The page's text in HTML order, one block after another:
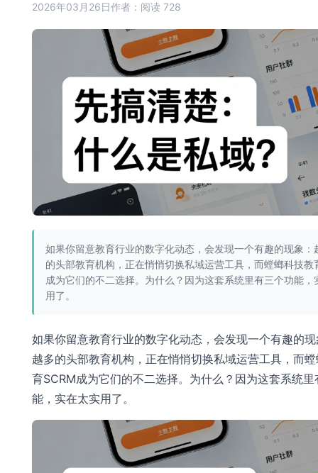
2026年03月26日作者： 阅读 728
如果你留意教育行业的数字化动态，会发现一个有趣的现象：
的头部教育机构，正在悄悄切换私域运营工具，而螳螂科技教
成为它们的不二选择。为什么？因为这套系统里有三个功能，
用了。
如果你留意教育行业的数字化动态，会发现一个有趣的
越多的头部教育机构，正在悄悄切换私域运营工具，而
育SCRM成为它们的不二选择。为什么？因为这套系统里
能，实在太实用了。